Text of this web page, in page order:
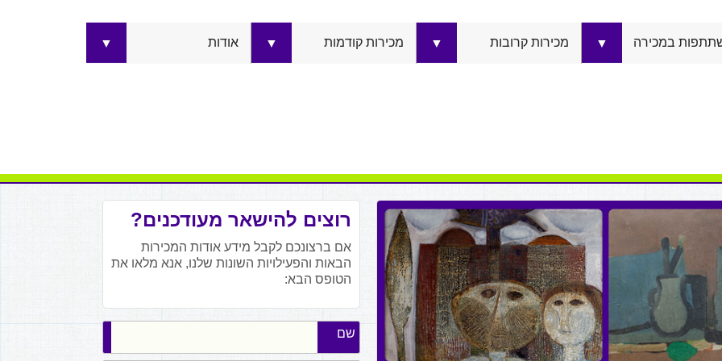
במכירה ▼ מכירות קרובות ▼ מכירות קודמות ▼ אודות ▼
רוצים להישאר מעודכנים?
אם ברצונכם לקבל מידע אודות המכירות
הבאות והפעילויות השונות שלנו, אנא מלאו את
הטופס הבא:
שם